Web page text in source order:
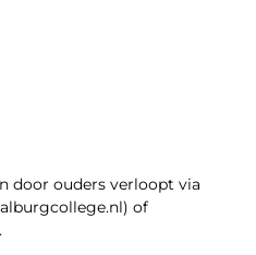
door ouders verloopt via
of